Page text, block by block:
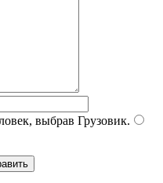
выбрав Грузовик.